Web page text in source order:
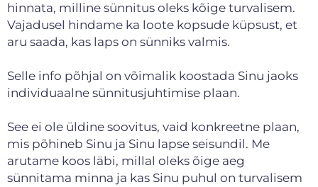
hinnata, milline sünnitus oleks kõige turvalisem.
Vajadusel hindame ka loote kopsude küpsust, et
aru saada, kas laps on sünniks valmis.
Selle info põhjal on võimalik koostada Sinu jaoks
individuaalne sünnitusjuhtimise plaan.
See ei ole üldine soovitus, vaid konkreetne plaan,
mis põhineb Sinu ja Sinu lapse seisundil. Me
arutame koos läbi, millal oleks õige aeg
sünnitama minna ja kas Sinu puhul on turvalisem